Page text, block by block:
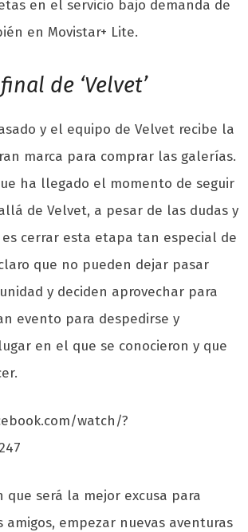
en el servicio bajo demanda de
en Movistar+ Lite.
de ‘Velvet’
y el equipo de Velvet recibe la
marca para comprar las galerías.
ha llegado el momento de seguir
de Velvet, a pesar de las dudas y
cerrar esta etapa tan especial de
que no pueden dejar pasar
y deciden aprovechar para
evento para despedirse y
en el que se conocieron y que
watch/?
que será la mejor excusa para
amigos, empezar nuevas aventuras